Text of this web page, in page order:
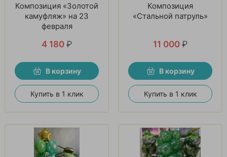
Композиция «Золотой
камуфляж» на 23
февраля
4 180 ₽
В корзину
Купить в 1 клик
Композиция
«Стальной патруль»
11 000 ₽
В корзину
Купить в 1 клик